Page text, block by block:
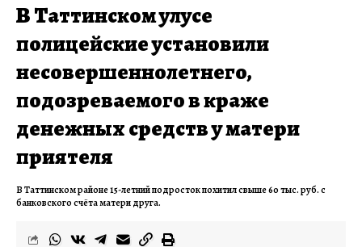
В Таттинском улусе
полицейские установили
несовершеннолетнего,
подозреваемого в краже
денежных средств у матери
приятеля
В Таттинском районе 15-летний подросток похитил свыше 60 тыс. руб. с
банковского счёта матери друга.